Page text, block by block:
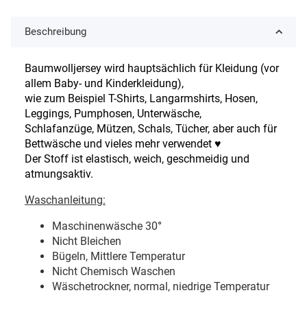
Beschreibung
Baumwolljersey wird hauptsächlich für Kleidung (vor
allem Baby- und Kinderkleidung),
wie zum Beispiel T-Shirts, Langarmshirts, Hosen,
Leggings, Pumphosen, Unterwäsche,
Schlafanzüge, Mützen, Schals, Tücher, aber auch für
Bettwäsche und vieles mehr verwendet ♥
Der Stoff ist elastisch, weich, geschmeidig und
atmungsaktiv.
Waschanleitung:
Maschinenwäsche 30°
Nicht Bleichen
Bügeln, Mittlere Temperatur
Nicht Chemisch Waschen
Wäschetrockner, normal, niedrige Temperatur